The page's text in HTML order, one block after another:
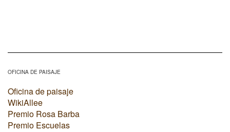
OFICINA DE PAISAJE
Oficina de paisaje
WikiAllee
Premio Rosa Barba
Premio Escuelas